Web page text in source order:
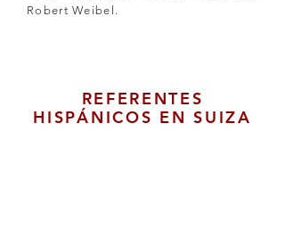
Robert Weibel.
REFERENTES
HISPÁNICOS EN SUIZA